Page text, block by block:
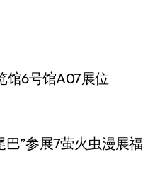
6号馆A07展位